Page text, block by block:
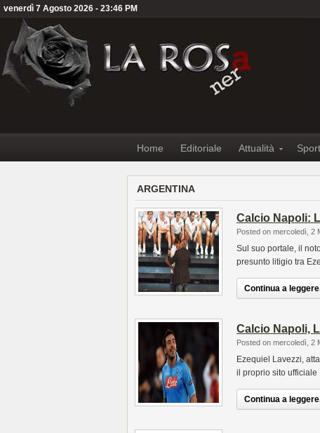
venerdì 7 Agosto 2026 - 23:46 PM
Home Editoriale Attualità Sport
ARGENTINA
Calcio Napoli:
Posted on mercoledì, 2
Sul suo portale, il
presunto litigio tra
Continua a
Calcio Napoli,
Posted on mercoledì, 2
Ezequiel Lavezzi,
il proprio sito ufficiale
Continua a